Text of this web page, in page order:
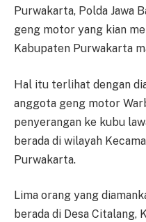
Purwakarta, Polda Jawa
geng motor yang kian
Kabupaten Purwakarta
Hal itu terlihat dengan
anggota geng motor
penyerangan ke kubu
berada di wilayah
Purwakarta.
Lima orang yang
berada di Desa Citalang,